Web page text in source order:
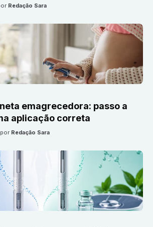
Redação Sara
emagrecedora: passo a
aplicação correta
Redação Sara